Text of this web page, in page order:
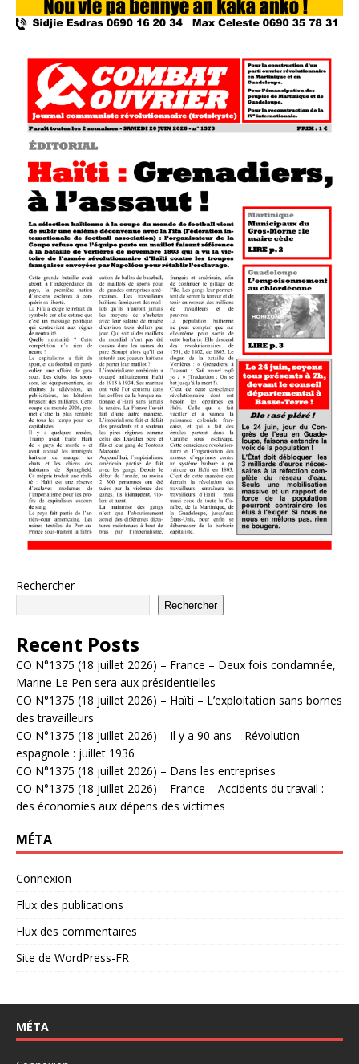
Rechercher
Rechercher
Recent Posts
CO N°1375 (18 juillet 2026) – France – Deux fois condamnée,
Marine Le Pen sera aux présidentielles
CO N°1375 (18 juillet 2026) – Haïti – L’exploitation sans bornes
des travailleurs
CO N°1375 (18 juillet 2026) – Il y a 90 ans – Révolution
espagnole : juillet 1936
CO N°1375 (18 juillet 2026) – Dans les entreprises
CO N°1375 (18 juillet 2026) – France – Accidents du travail :
des économies aux dépens des victimes
MÉTA
Connexion
Flux des publications
Flux des commentaires
Site de WordPress-FR
MÉTA